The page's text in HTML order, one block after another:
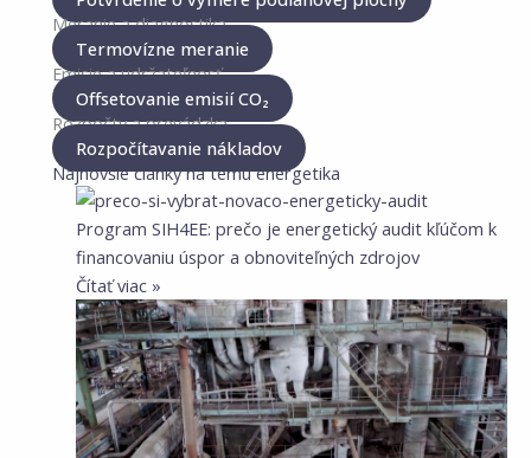
Meranie a diagnostika
Termovízne meranie
Emisie a udržateľnosť
Offsetovanie emisií CO₂
Rozpočty a prevádzka
Rozpočítavanie nákladov
Najnovšie články na tému energetika
Program SIH4EE: prečo je energetický audit kľúčom k
financovaniu úspor a obnoviteľných zdrojov
Čítať viac »